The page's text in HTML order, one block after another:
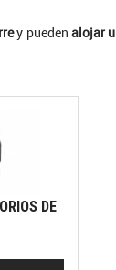
y pueden alojar
DE